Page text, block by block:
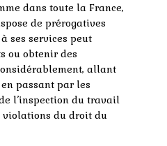
dans toute la France,
de prérogatives
ses services peut
ou obtenir des
allant
passant par les
l’inspection du travail
violations du droit du